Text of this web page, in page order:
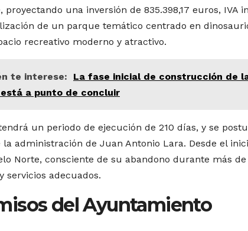
proyectando una inversión de 835.398,17 euros, IVA
de un parque temático centrado en
recreativo moderno y atractivo.
te interese:
La fase inicial de construcción de
a punto de concluir
un periodo de ejecución de 210 días, y se
administración de Juan Antonio Lara. Desde el
Norte, consciente de su abandono durante más
servicios adecuados.
del Ayuntamiento